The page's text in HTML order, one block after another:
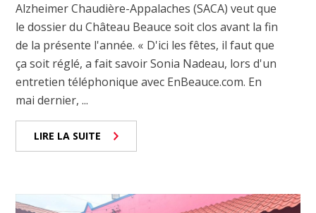
Alzheimer Chaudière-Appalaches (SACA) veut que
le dossier du Château Beauce soit clos avant la fin
de la présente l'année. « D'ici les fêtes, il faut que
ça soit réglé, a fait savoir Sonia Nadeau, lors d'un
entretien téléphonique avec EnBeauce.com. En
mai dernier, ...
LIRE LA SUITE